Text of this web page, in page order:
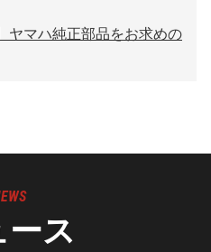
ヤマハ純正部品をお求めの
ース